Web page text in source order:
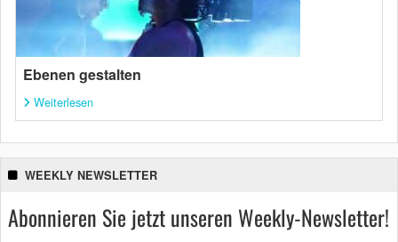
Ebenen gestalten
Weiterlesen
WEEKLY NEWSLETTER
Abonnieren Sie jetzt unseren Weekly-Newsletter!